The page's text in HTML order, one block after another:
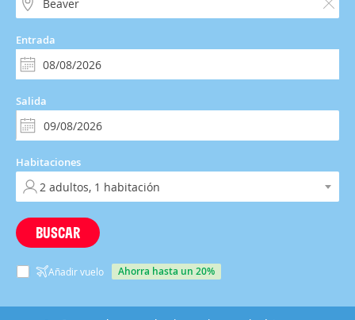
Entrada
Salida
Habitaciones
BUSCAR
Añadir vuelo ahorra hasta un 20%